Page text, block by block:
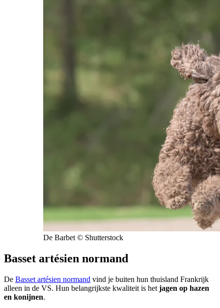
De Barbet © Shutterstock
Basset artésien normand
De Basset artésien normand vind je buiten hun thuisland Frankrijk
alleen in de VS. Hun belangrijkste kwaliteit is het jagen op hazen
en konijnen.